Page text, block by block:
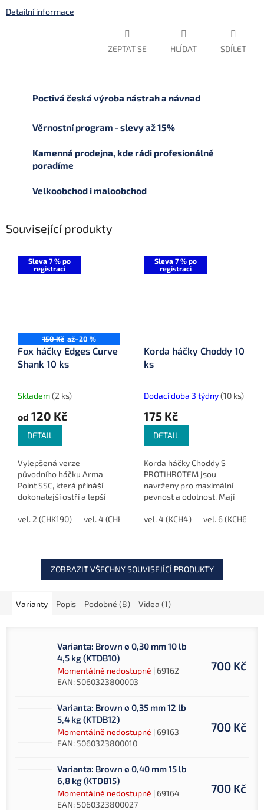
Detailní informace
ZEPTAT SE HLÍDAT SDÍLET
Poctivá česká výroba nástrah a návnad
Věrnostní program - slevy až 15%
Kamenná prodejna, kde rádi profesionálně
poradíme
Velkoobchod i maloobchod
Související produkty
Sleva 7 % po
registraci
150 Kč až–20 %
Fox háčky Edges Curve
Shank 10 ks
Skladem(2 ks)
od 120 Kč
DETAIL
Vylepšená verze
původního háčku Arma
Point SSC, která přináší
dokonalejší ostří a lepší
agresivně zakřivenému
vel. 2 (CHK190) vel. 4 (CHK191) vel. 5 (CHK192) vel. 6
Sleva 7 % po
registraci
Korda háčky Choddy 10
ks
Dodací doba 3 týdny(10 ks)
175 Kč
DETAIL
Korda háčky Choddy S
PROTIHROTEM jsou
navrženy pro maximální
pevnost a odolnost. Mají
teflonový povrch pro
vel. 4 (KCH4) vel. 6 (KCH6)
ZOBRAZIT VŠECHNY SOUVISEJÍCÍ PRODUKTY
Varianty Popis Podobné (8) Videa (1)
Varianta: Brown ø 0,30 mm 10 lb
4,5 kg (KTDB10)
Momentálně nedostupné | 69162
EAN: 5060323800003
700 Kč
Varianta: Brown ø 0,35 mm 12 lb
5,4 kg (KTDB12)
Momentálně nedostupné | 69163
EAN: 5060323800010
700 Kč
Varianta: Brown ø 0,40 mm 15 lb
6,8 kg (KTDB15)
Momentálně nedostupné | 69164
EAN: 5060323800027
700 Kč